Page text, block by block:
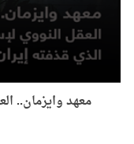
معهد وايزمان..